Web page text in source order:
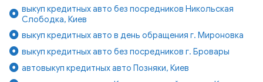
выкуп кредитных авто без посредников Никольская
Слободка, Киев
выкуп кредитных авто в день обращения г. Мироновка
выкуп кредитных авто без посредников г. Бровары
автовыкуп кредитных авто Позняки, Киев